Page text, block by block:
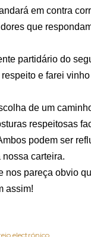
em contra
que
partidário do
e farei
de um
respeitosas
podem ser
carteira.
nos pareça obvio
assim!
electrónico